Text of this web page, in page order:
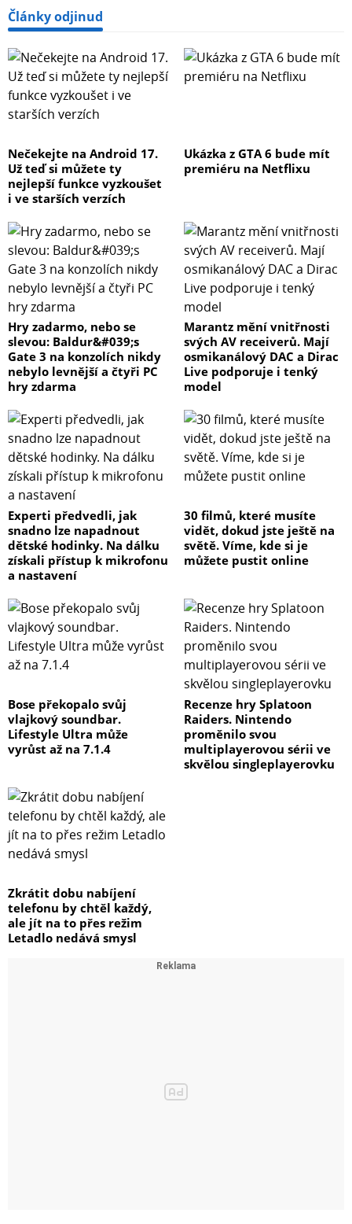
Články odjinud
Nečekejte na Android 17.
Už teď si můžete ty
nejlepší funkce vyzkoušet
i ve starších verzích
Ukázka z GTA 6 bude mít
premiéru na Netflixu
Hry zadarmo, nebo se
slevou: Baldur&#039;s
Gate 3 na konzolích nikdy
nebylo levnější a čtyři PC
hry zdarma
Marantz mění vnitřnosti
svých AV receiverů. Mají
osmikanálový DAC a Dirac
Live podporuje i tenký
model
Experti předvedli, jak
snadno lze napadnout
dětské hodinky. Na dálku
získali přístup k mikrofonu
a nastavení
30 filmů, které musíte
vidět, dokud jste ještě na
světě. Víme, kde si je
můžete pustit online
Bose překopalo svůj
vlajkový soundbar.
Lifestyle Ultra může
vyrůst až na 7.1.4
Recenze hry Splatoon
Raiders. Nintendo
proměnilo svou
multiplayerovou sérii ve
skvělou singleplayerovku
Zkrátit dobu nabíjení
telefonu by chtěl každý,
ale jít na to přes režim
Letadlo nedává smysl